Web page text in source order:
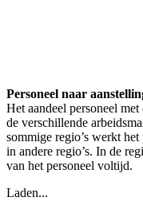
Personeel naar
Het aandeel personeel
de verschillende
sommige regio’s werkt
in andere regio’s. In de
van het personeel voltijd.
Laden...